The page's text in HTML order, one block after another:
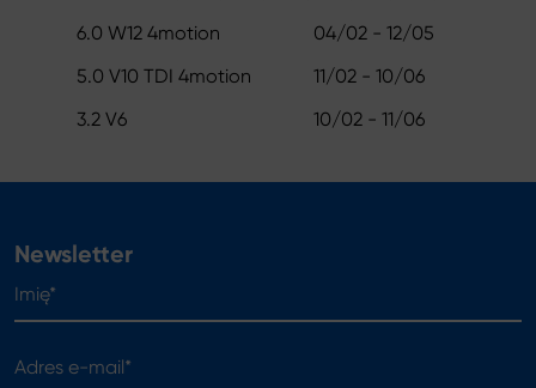
6.0 W12 4motion
04/02 - 12/05
5.0 V10 TDI 4motion
11/02 - 10/06
3.2 V6
10/02 - 11/06
Newsletter
Adres e-mail*